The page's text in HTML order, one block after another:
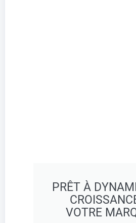
PRÊT À
VOTRE